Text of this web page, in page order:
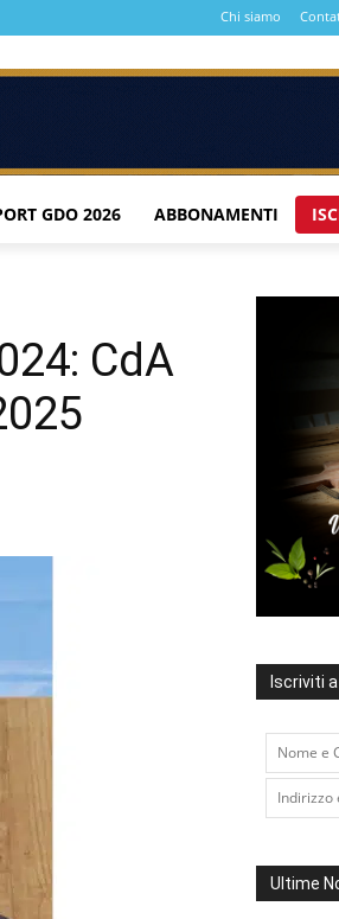
Chi siamo
GDO 2026 ABBONAMENTI
CdA
Iscriviti
Ultime